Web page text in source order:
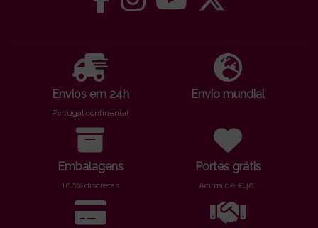
Envios em 24h
Portugal continental
Envio mundial
Embalagens
100% discretas
Portes grátis
Acima de €40*